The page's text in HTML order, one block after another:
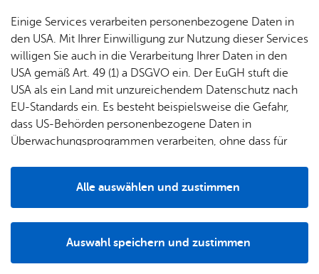
Ämter
A–Z
Diens
t­leis­
tun­gen
A–Z
For­
fent­li­
che
Be­
kannt­
ma­
chun­
& TV
Pres­se
Bil­
dung
& Be­
treu­
ung
Potz­
be­
treu­
ung
Schu­
len
Bau­
stel­len
& Um­
lei­tun­
Um­
welt &
Kli­ma­
Sa­nie­
ren &
bi­li­en
Stadt­
Fa­mi­lie
& Kin­
der
Se­nio­
ren
Woh­
nen
re­frei
Pfle­ge
& Un­
ter­stüt­
zung
Durch die Pflege und den Erhalt des modernen türkischen
Volksbrauchtums innerhalb unseres Vereins sollen
kulturelle Prinzipien unter den Mitgliedern gefestigt und
verbreitet werden.
Die Themen Bildung und Integration sind feste
Bestandteile unserer Satzung. Durch die Organisation
kultureller Veranstaltungen wollen wir das
Zusammenleben fördern, Ausgrenzung verhindern und
Unsere­Angebote:
Thea­ter­grup­pe,
Folk­lo­re­grup­pe
Einige Services verarbeiten personenbezogene Daten in
den USA. Mit Ihrer Einwilligung zur Nutzung dieser Services
willigen Sie auch in die Verarbeitung Ihrer Daten in den
USA gemäß Art. 49 (1) a DSGVO ein. Der EuGH stuft die
USA als ein Land mit unzureichendem Datenschutz nach
EU-Standards ein. Es besteht beispielsweise die Gefahr,
dass US-Behörden personenbezogene Daten in
Überwachungsprogrammen verarbeiten, ohne dass für
Auswahl speichern und zustimmen
Alle auswählen und zustimmen